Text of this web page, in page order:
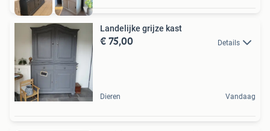
Landelijke grijze kast
€ 75,00 Details
Dieren Vandaag